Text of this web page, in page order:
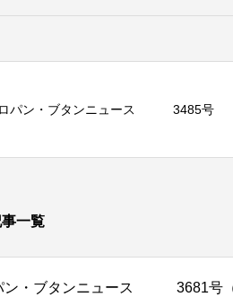
実的な解決策としてＧＨＰの有用
導入事例の発表や営業ポイント
パン・ブタンニュース 3485号
一覧
ン・ブタンニュース 3681号（